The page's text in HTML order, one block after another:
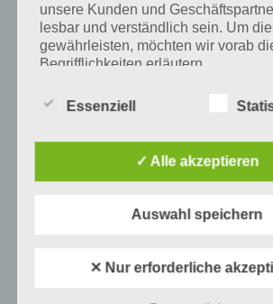
Mehr Artikel hier auf
KOMMENTARE
unsere Kunden und
lesbar und verständlich sein. Um
gewährleisten, möchten wir vorab
Begrifflichkeiten erläutern.
Wir verwenden in dieser
a) personenbezogene Daten
Personenbezogene Daten sind
oder identifizierbare natürliche
Folgenden „betroffene
Essenziell
✓ Alle akzeptieren
Auswahl speichern
✕ Nur erforderliche